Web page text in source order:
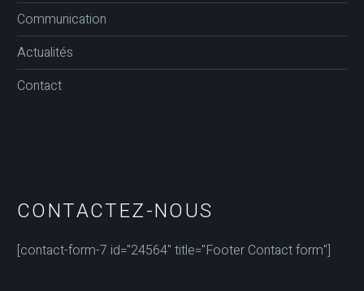
Communication
Actualités
Contact
CONTACTEZ-NOUS
[contact-form-7 id="24564" title="Footer Contact form"]